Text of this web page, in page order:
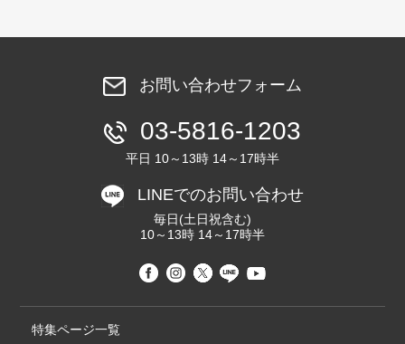
お問い合わせフォーム
03-5816-1203
平日 10～13時 14～17時半
LINEでのお問い合わせ
毎日(土日祝含む)
10～13時 14～17時半
特集ページ一覧